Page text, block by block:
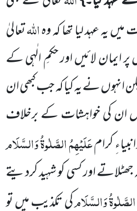
یہ عہد لیا تھا کہ وہاللہتعالیٰ
ایمان لائیں اور حکمِ الٰہی کے
انہوں نے یہ کیا کہ جب کبھی ان
ان کی خواہشات کے برخلاف
کرامعَلَیْہِمُ الصَّلٰوۃُ وَالسَّلَام
جھٹلاتے اور کسی کو شہید کردیتے
وَالسَّلَامکی تکذیب میں تو